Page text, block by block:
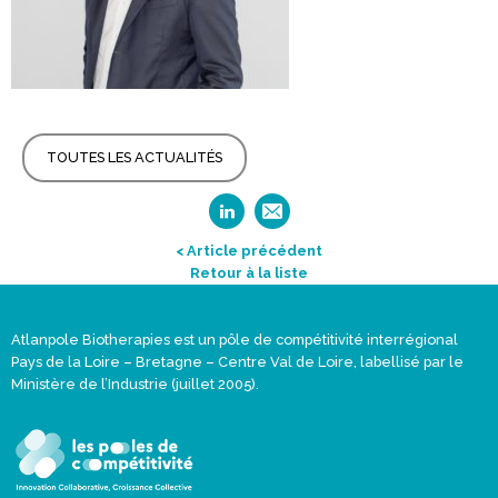
TOUTES LES ACTUALITÉS
< Article précédent
Retour à la liste
Atlanpole Biotherapies est un pôle de compétitivité interrégional
Pays de la Loire – Bretagne – Centre Val de Loire, labellisé par le
Ministère de l’Industrie (juillet 2005).